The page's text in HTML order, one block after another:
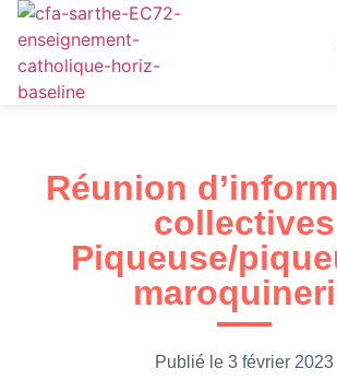
Réunion
collectives
Piqueuse/
Publié le 3 février 2023